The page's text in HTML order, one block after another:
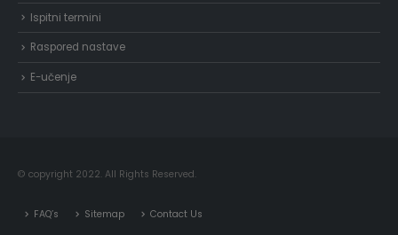
Ispitni termini
Raspored nastave
E-učenje
© copyright 2022. All Rights Reserved.
FAQ’s Sitemap Contact Us